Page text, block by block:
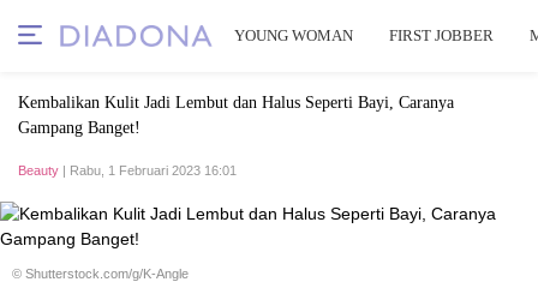
YOUNG WOMAN FIRST JOBBER
Kembalikan Kulit Jadi Lembut dan Halus Seperti Bayi, Caranya
Gampang Banget!
Beauty | Rabu, 1 Februari 2023 16:01
© Shutterstock.com/g/K-Angle